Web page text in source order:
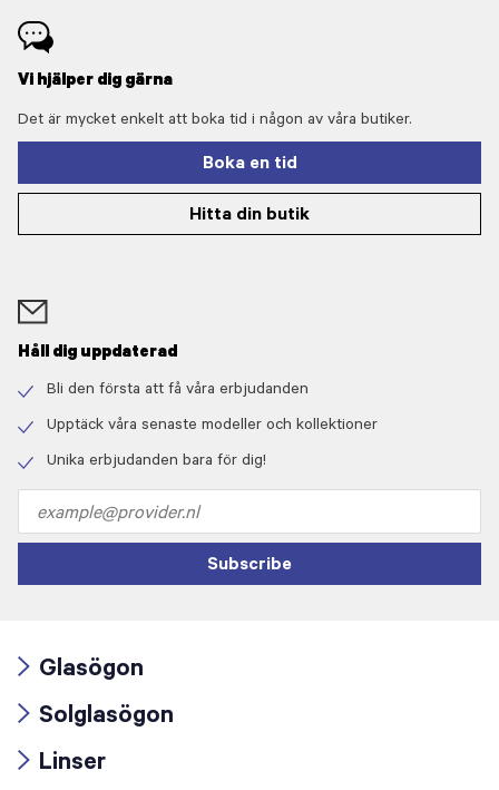
Vi hjälper dig gärna
Det är mycket enkelt att boka tid i någon av våra butiker.
Boka en tid
Hitta din butik
Håll dig uppdaterad
icon
Bli den första att få våra erbjudanden
icon
Upptäck våra senaste modeller och kollektioner
Unika erbjudanden bara för dig!
address
Subscribe
icon
Glasögon
icon
Solglasögon
Linser